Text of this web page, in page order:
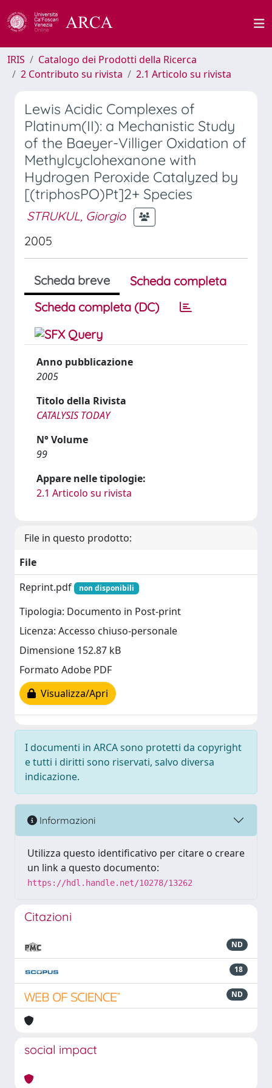
IRIS
Catalogo dei Prodotti della Ricerca
2 Contributo su rivista
2.1 Articolo su rivista
Lewis Acidic Complexes of
Platinum(II): a Mechanistic Study
of the Baeyer-Villiger Oxidation of
Methylcyclohexanone with
Hydrogen Peroxide Catalyzed by
[(triphosPO)Pt]2+ Species
STRUKUL, Giorgio
2005
Scheda breve
Scheda completa
Scheda completa (DC)
Anno pubblicazione
2005
Titolo della Rivista
CATALYSIS TODAY
N° Volume
99
Appare nelle tipologie:
2.1 Articolo su rivista
File in questo prodotto:
File
Reprint.pdf
non disponibili
Tipologia: Documento in Post-print
Licenza: Accesso chiuso-personale
Dimensione 152.87 kB
Formato Adobe PDF
Visualizza/Apri
I documenti in ARCA sono protetti da copyright
e tutti i diritti sono riservati, salvo diversa
indicazione.
Informazioni
Utilizza questo identificativo per citare o creare
un link a questo documento:
https://hdl.handle.net/10278/13262
Citazioni
ND
18
ND
social impact